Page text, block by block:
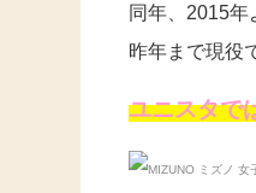
同年、2015年
昨年まで現役
ユニスタで